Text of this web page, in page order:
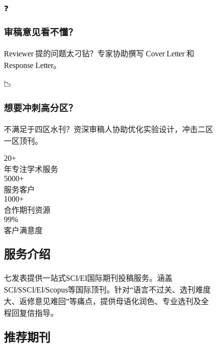
❓
审稿意见看不懂？
Reviewer 提的问题太刁钻？专家协助撰写 Cover Letter 和
Response Letter。
📉
想要冲刺高分区？
不满足于四区水刊？资深审稿人协助优化实验设计，冲击二区
一区顶刊。
20+
年专注学术服务
5000+
服务客户
1000+
合作期刊资源
99%
客户满意度
服务介绍
七发表提供一站式SCI/EI国际期刊投稿服务。涵盖
SCI/SSCI/EI/Scopus等国际顶刊。针对“语言不过关、选刊难度
大、返修意见难回”等痛点，提供母语化润色、专业选刊及全
程回复信指导。
推荐期刊